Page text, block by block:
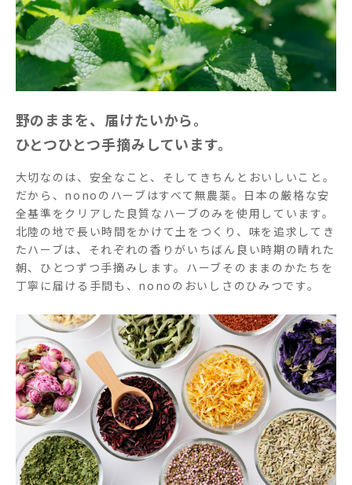
野のままを、届けたいから。
ひとつひとつ手摘みしています。
大切なのは、安全なこと、そしてきちんとおいしいこと。
だから、nonoのハーブはすべて無農薬。日本の厳格な安
全基準をクリアした良質なハーブのみを使用しています。
北陸の地で長い時間をかけて土をつくり、味を追求してき
たハーブは、それぞれの香りがいちばん良い時期の晴れた
朝、ひとつずつ手摘みします。ハーブそのままのかたちを
丁寧に届ける手間も、nonoのおいしさのひみつです。